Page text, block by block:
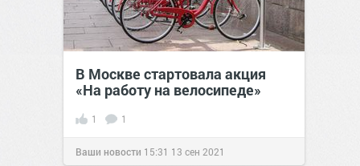
В Москве стартовала акция
«На работу на велосипеде»
1 1
Ваши новости 15:31 13 сен 2021